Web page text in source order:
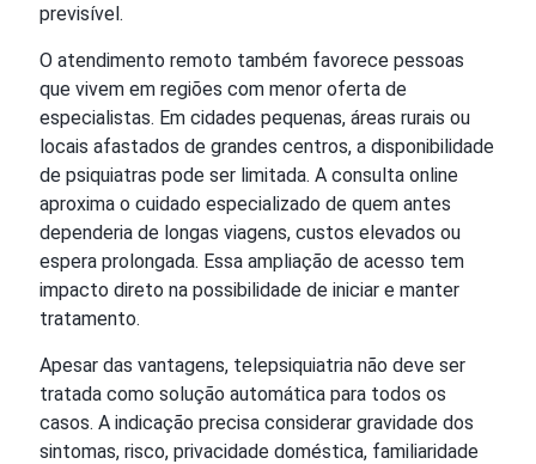
previsível.
O atendimento remoto também favorece pessoas
que vivem em regiões com menor oferta de
especialistas. Em cidades pequenas, áreas rurais ou
locais afastados de grandes centros, a disponibilidade
de psiquiatras pode ser limitada. A consulta online
aproxima o cuidado especializado de quem antes
dependeria de longas viagens, custos elevados ou
espera prolongada. Essa ampliação de acesso tem
impacto direto na possibilidade de iniciar e manter
tratamento.
Apesar das vantagens, telepsiquiatria não deve ser
tratada como solução automática para todos os
casos. A indicação precisa considerar gravidade dos
sintomas, risco, privacidade doméstica, familiaridade